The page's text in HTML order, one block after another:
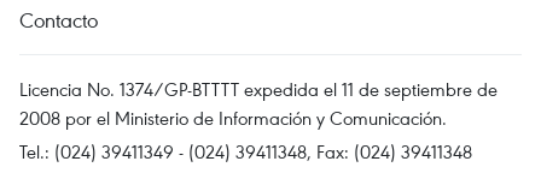
Contacto
Licencia No. 1374/GP-BTTTT expedida el 11 de septiembre de
2008 por el Ministerio de Información y Comunicación.
Tel.: (024) 39411349 - (024) 39411348, Fax: (024) 39411348